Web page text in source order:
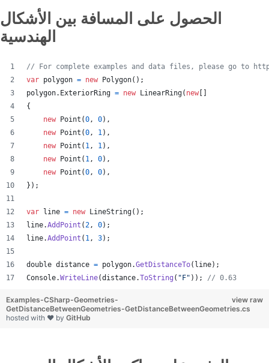
الحصول على المسافة بين الأشكال
الهندسية
// For complete examples and data files, please go to
var polygon = new Polygon( ) ;
polygon. ExteriorRing = new LinearRing( new
{
new
Point (0, 0) ,
new
Point (0, 1) ,
new
Point ( 1, 1) ,
new
Point ( 1, 0) ,
new
Point (0, 0) ,
} ) ;
var line = new LineString( ) ;
line.AddPoint (2, 0) ;
line.AddPoint ( 1, 3) ;
double distance = polygon.GetDistanceTo( line) ;
Console.WriteLine(distance.ToString ( "F" ) ) ; // 0.63
view raw
Examples-CSharp-Geometries-
GetDistanceBetweenGeometries-GetDistanceBetweenGeometries.cs
hosted with ❤ by GitHub